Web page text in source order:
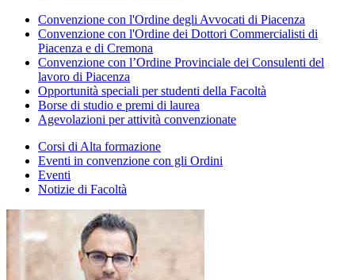
Convenzione con l'Ordine degli Avvocati di Piacenza
Convenzione con l'Ordine dei Dottori Commercialisti di
Piacenza e di Cremona
Convenzione con l’Ordine Provinciale dei Consulenti del
lavoro di Piacenza
Opportunità speciali per studenti della Facoltà
Borse di studio e premi di laurea
Agevolazioni per attività convenzionate
Corsi di Alta formazione
Eventi in convenzione con gli Ordini
Eventi
Notizie di Facoltà